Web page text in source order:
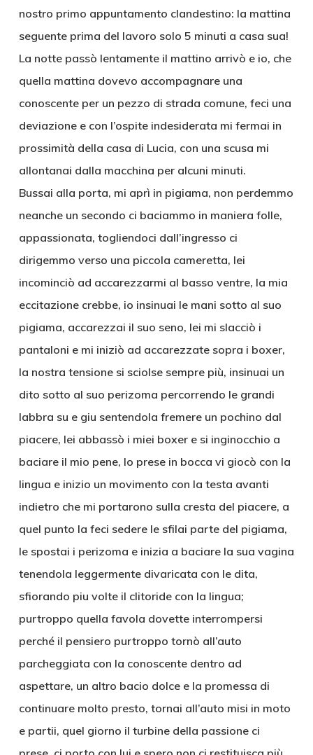
nostro primo appuntamento clandestino: la mattina
seguente prima del lavoro solo 5 minuti a casa sua!
La notte passò lentamente il mattino arrivò e io, che
quella mattina dovevo accompagnare una
conoscente per un pezzo di strada comune, feci una
deviazione e con l’ospite indesiderata mi fermai in
prossimità della casa di Lucia, con una scusa mi
allontanai dalla macchina per alcuni minuti.
Bussai alla porta, mi aprì in pigiama, non perdemmo
neanche un secondo ci baciammo in maniera folle,
appassionata, togliendoci dall’ingresso ci
dirigemmo verso una piccola cameretta, lei
incominciò ad accarezzarmi al basso ventre, la mia
eccitazione crebbe, io insinuai le mani sotto al suo
pigiama, accarezzai il suo seno, lei mi slacciò i
pantaloni e mi iniziò ad accarezzate sopra i boxer,
la nostra tensione si sciolse sempre più, insinuai un
dito sotto al suo perizoma percorrendo le grandi
labbra su e giu sentendola fremere un pochino dal
piacere, lei abbassò i miei boxer e si inginocchio a
baciare il mio pene, lo prese in bocca vi giocò con la
lingua e inizio un movimento con la testa avanti
indietro che mi portarono sulla cresta del piacere, a
quel punto la feci sedere le sfilai parte del pigiama,
le spostai i perizoma e inizia a baciare la sua vagina
tenendola leggermente divaricata con le dita,
sfiorando piu volte il clitoride con la lingua;
purtroppo quella favola dovette interrompersi
perché il pensiero purtroppo tornò all’auto
parcheggiata con la conoscente dentro ad
aspettare, un altro bacio dolce e la promessa di
continuare molto presto, tornai all’auto misi in moto
e partii, quel giorno il turbine della passione ci